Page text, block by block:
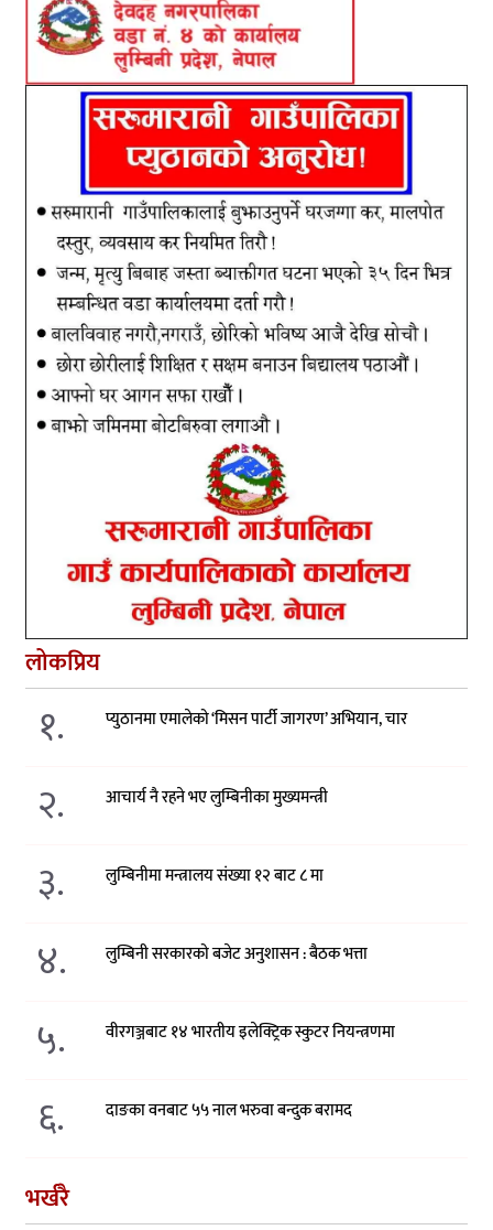
लोकप्रिय
१. प्युठानमा एमालेको ‘मिसन पार्टी जागरण’ अभियान, चार
२. आचार्य नै रहने भए लुम्बिनीका मुख्यमन्त्री
३. लुम्बिनीमा मन्त्रालय संख्या १२ बाट ८ मा
४. लुम्बिनी सरकारको बजेट अनुशासन : बैठक भत्ता
५. वीरगञ्जबाट १४ भारतीय इलेक्ट्रिक स्कुटर नियन्त्रणमा
६. दाङका वनबाट ५५ नाल भरुवा बन्दुक बरामद
भर्खरै